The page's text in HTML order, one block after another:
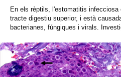
En els rèptils, l'estomatitis infecciosa
tracte digestiu superior, i està
bacterianes, fúngiques i virals.